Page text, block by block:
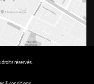
réservés.